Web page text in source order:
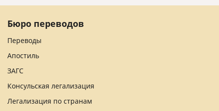
Бюро переводов
Переводы
Апостиль
ЗАГС
Консульская легализация
Легализация по странам